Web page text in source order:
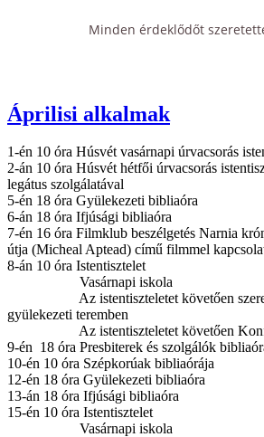
Minden érdeklődőt
Áprilisi alkalmak
1-én 10 óra Húsvét vasárnapi úrvacsorás
2-án 10 óra Húsvét hétfői úrvacsorás
legátus szolgálatával
5-én 18 óra Gyülekezeti bibliaóra
6-án 18 óra Ifjúsági bibliaóra
7-én 16 óra Filmklub beszélgetés Narnia
útja (Micheal Aptead) című filmmel
8-án 10 óra Istentisztelet
Vasárnapi iskola
Az istentiszteletet követően
gyülekezeti teremben
Az istentiszteletet követően
9-én 18 óra Presbiterek és szolgálók
10-én 10 óra Szépkorúak bibliaórája
12-én 18 óra Gyülekezeti bibliaóra
13-án 18 óra Ifjúsági bibliaóra
15-én 10 óra Istentisztelet
Vasárnapi iskola